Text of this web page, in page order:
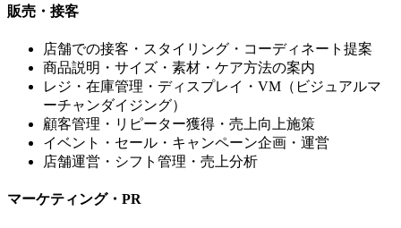
販売・接客
店舗での接客・スタイリング・コーディネート提案
商品説明・サイズ・素材・ケア方法の案内
レジ・在庫管理・ディスプレイ・VM（ビジュアルマ
ーチャンダイジング）
顧客管理・リピーター獲得・売上向上施策
イベント・セール・キャンペーン企画・運営
店舗運営・シフト管理・売上分析
マーケティング・PR